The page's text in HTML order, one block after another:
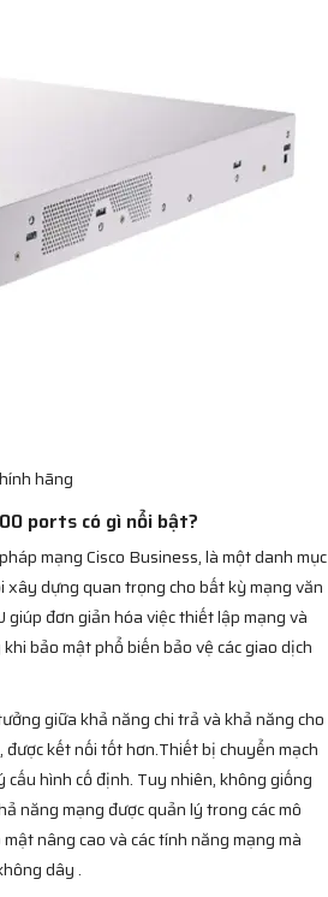
hãng
ports có gì nổi bật?
mạng Cisco Business, là một danh mục
xây dựng quan trọng cho bất kỳ mạng văn
đơn giản hóa việc thiết lập mạng và
bảo mật phổ biến bảo vệ các giao dịch
giữa khả năng chi trả và khả năng cho
kết nối tốt hơn.Thiết bị chuyển mạch
hình cố định. Tuy nhiên, không giống
năng mạng được quản lý trong các mô
nâng cao và các tính năng mạng mà
dây .